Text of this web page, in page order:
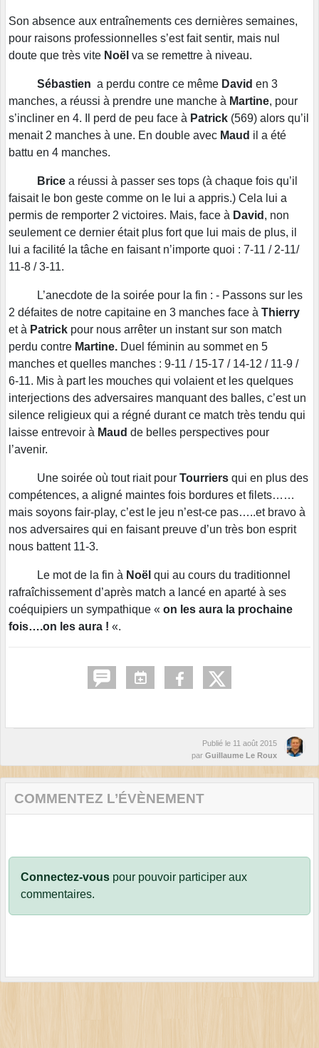
Son absence aux entraînements ces dernières semaines,
pour raisons professionnelles s’est fait sentir, mais nul
doute que très vite Noël va se remettre à niveau.
Sébastien a perdu contre ce même David en 3
manches, a réussi à prendre une manche à Martine, pour
s’incliner en 4. Il perd de peu face à Patrick (569) alors qu’il
menait 2 manches à une. En double avec Maud il a été
battu en 4 manches.
Brice a réussi à passer ses tops (à chaque fois qu’il
faisait le bon geste comme on le lui a appris.) Cela lui a
permis de remporter 2 victoires. Mais, face à David , non
seulement ce dernier était plus fort que lui mais de plus, il
lui a facilité la tâche en faisant n’importe quoi : 7-11 / 2-11/
11-8 / 3-11.
L’anecdote de la soirée pour la fin : - Passons sur les
2 défaites de notre capitaine en 3 manches face à Thierry
et à Patrick pour nous arrêter un instant sur son match
perdu contre Martine. Duel féminin au sommet en 5
manches et quelles manches : 9-11 / 15-17 / 14-12 / 11-9 /
6-11. Mis à part les mouches qui volaient et les quelques
interjections des adversaires manquant des balles, c’est un
silence religieux qui a régné durant ce match très tendu qui
laisse entrevoir à Maud de belles perspectives pour
l’avenir.
Une soirée où tout riait pour Tourriers qui en plus des
compétences, a aligné maintes fois bordures et filets……
mais soyons fair-play, c’est le jeu n’est-ce pas…..et bravo à
nos adversaires qui en faisant preuve d’un très bon esprit
nous battent 11-3.
Le mot de la fin à Noël qui au cours du traditionnel
rafraîchissement d’après match a lancé en aparté à ses
coéquipiers un sympathique « on les aura la prochaine
fois….on les aura ! «.
Publié le 11 août 2015
par Guillaume Le Roux
COMMENTEZ L’ÉVÈNEMENT
Connectez-vous pour pouvoir participer aux
commentaires.